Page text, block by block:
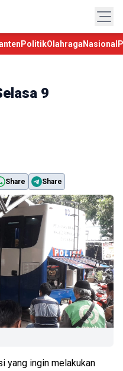
PolitikOlahraga Nasional
9
Share Share
yang ingin melakukan